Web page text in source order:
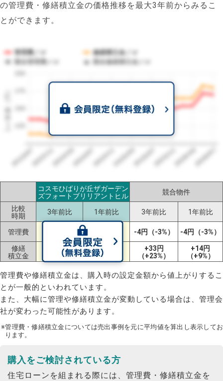
の管理費・修繕積立金の価格推移を最大3年前からみるこ
とができます。
1㎡単価（円）
管理費／㎡
修繕積立金／㎡
2023/072023/112024/032024/072024/112025/032025/072025/112026/032026/07
コスモひばりが丘ザガーデン
ズフォートブリリアントヒル
競合物件
比較
時期
3年前比 1年前比 3年前比 1年前比
管理費
（+26%）
（+14%）
-4円（-3%） -4円（-3%）
修繕
積立金
+66円
（+58%）
+13円
（+8%）
+33円
（+23%）
+14円
（+9%）
管理費や修繕積立金は、購入時の設定金額から値上がりするこ
とが一般的といわれています。
また、大幅に管理や修繕積立金が変動している場合は、管理会
社が変わった可能性があります。
※管理費・修繕積立金については売出事例を元に平均値を算出し表示してお
ります。
購入をご検討されている方
住宅ローンを組まれる際には、管理費・修繕積立金を